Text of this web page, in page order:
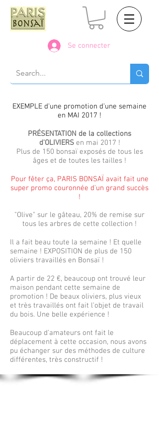
Se connecter
EXEMPLE d'une promotion d'une semaine
en MAI 2017 !
PRÉSENTATION de la collections
d'OLIVIERSen mai 2017 !
Plus de 150 bonsaï exposés de tous les
âges et de toutes les tailles !
Pour fêter ça, PARIS BONSAÏ avait fait une
super promo couronnée d'un grand succès
!
"Olive" sur le gâteau, 20% de remise sur
tous les arbres de cette collection !
Il a fait beau toute la semaine ! Et quelle
semaine ! EXPOSITION de plus de 150
oliviers travaillés en Bonsaï !
A partir de 22 €, beaucoup ont trouvé leur
maison pendant cette semaine de
promotion ! De beaux oliviers, plus vieux
et très travaillés ont fait l'objet de travail
du bois. Une belle expérience !
Beaucoup d'amateurs ont fait le
déplacement à cette occasion, nous avons
pu échanger sur des méthodes de culture
différentes, très constructif !